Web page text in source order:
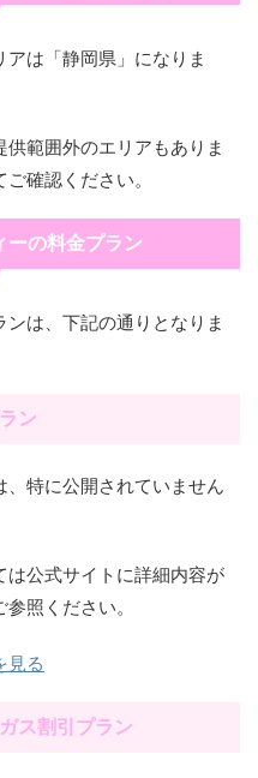
は「静岡県」になりま
供範囲外のエリアもありま
確認ください。
ーの料金プラン
は、下記の通りとなりま
ン
特に公開されていません
公式サイトに詳細内容が
照ください。
見る
ス割引プラン